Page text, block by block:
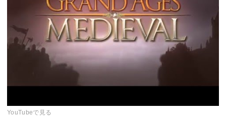
YouTubeで見る